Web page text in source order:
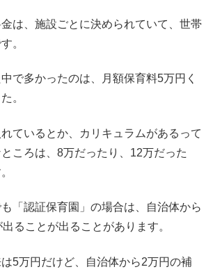
は、施設ごとに決められていて、世帯
。
で多かったのは、月額保育料5万円く
。
ているとか、カリキュラムがあるって
ころは、8万だったり、12万だった
「認証保育園」の場合は、自治体から
ることが出ることがあります。
5万円だけど、自治体から2万円の補